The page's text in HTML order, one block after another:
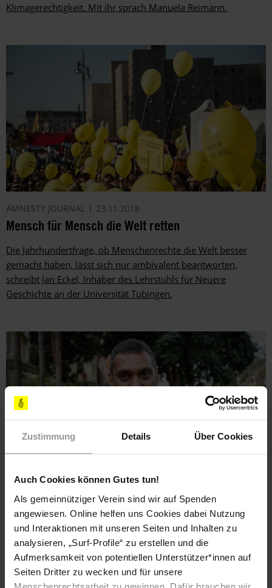
Zustimmung Details Über Cookies
Auch Cookies können Gutes tun!
Als gemeinnütziger Verein sind wir auf Spenden
angewiesen. Online helfen uns Cookies dabei Nutzung
und Interaktionen mit unseren Seiten und Inhalten zu
analysieren, „Surf-Profile“ zu erstellen und die
Aufmerksamkeit von potentiellen Unterstützer*innen auf
Seiten Dritter zu wecken und für unsere
Klimagerechtigkeit. Mit ihr sprach Manuela Reimann.
AMNESTY JOURNAL 23.11.2018
Mensch für Mensch die Welt retten
Die Jahrhundertfrage, ob Menschenrechte die Welt besser
gemacht haben, lässt sich nur ambivalent beantworten,
schreibt Jan Eckel, Inhaber des Lehrstuhls für Neuere
Geschichte an der Universität Tübingen.
AMNESTY JOURNAL 23.11.2018
"Amnesty muss besser zuhören"
Der neue Amnesty-Generalsekretär Kumi Naidoo sieht den
70. Geburtstag der Menschenrechtserklärung als Wendepunkt
und fordert Aktionen zivilen Ungehorsams. Malene
Haakansson traf ihn in Kopenhagen.